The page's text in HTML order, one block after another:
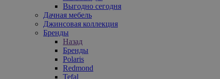
Выгодно сегодня
Дачная мебель
Джинсовая коллекция
Бренды
Назад
Бренды
Polaris
Redmond
Tefal